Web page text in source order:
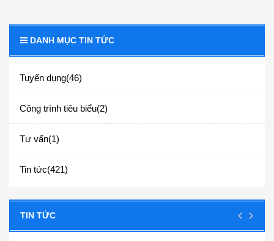
DANH MỤC TIN TỨC
Tuyển dụng(46)
Công trình tiêu biểu(2)
Tư vấn(1)
Tin tức(421)
TIN TỨC